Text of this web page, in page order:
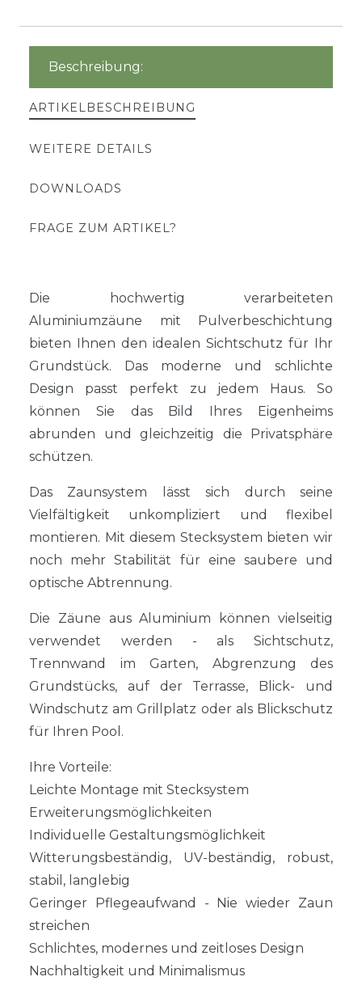
Beschreibung:
ARTIKELBESCHREIBUNG
WEITERE DETAILS
DOWNLOADS
FRAGE ZUM ARTIKEL?
Die hochwertig verarbeiteten
Aluminiumzäune mit Pulverbeschichtung
bieten Ihnen den idealen Sichtschutz für Ihr
Grundstück. Das moderne und schlichte
Design passt perfekt zu jedem Haus. So
können Sie das Bild Ihres Eigenheims
abrunden und gleichzeitig die Privatsphäre
schützen.
Das Zaunsystem lässt sich durch seine
Vielfältigkeit unkompliziert und flexibel
montieren. Mit diesem Stecksystem bieten wir
noch mehr Stabilität für eine saubere und
optische Abtrennung.
Die Zäune aus Aluminium können vielseitig
verwendet werden - als Sichtschutz,
Trennwand im Garten, Abgrenzung des
Grundstücks, auf der Terrasse, Blick- und
Windschutz am Grillplatz oder als Blickschutz
für Ihren Pool.
Ihre Vorteile:
Leichte Montage mit Stecksystem
Erweiterungsmöglichkeiten
Individuelle Gestaltungsmöglichkeit
Witterungsbeständig, UV-beständig, robust,
stabil, langlebig
Geringer Pflegeaufwand - Nie wieder Zaun
streichen
Schlichtes, modernes und zeitloses Design
Nachhaltigkeit und Minimalismus